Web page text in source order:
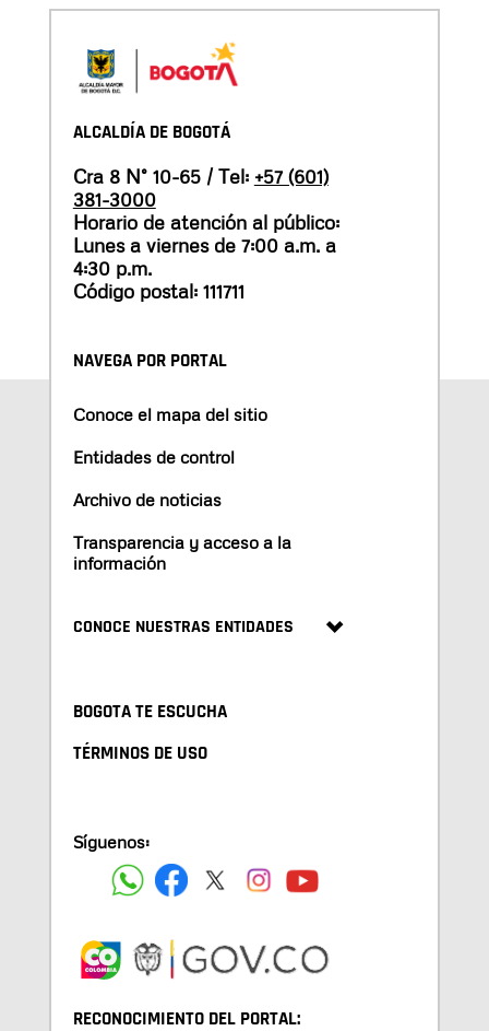
ALCALDÍA DE BOGOTÁ
Cra 8 N° 10-65 / Tel: +57 (601)
381-3000
Horario de atención al público:
Lunes a viernes de 7:00 a.m. a
4:30 p.m.
Código postal: 111711
NAVEGA POR PORTAL
Conoce el mapa del sitio
Entidades de control
Archivo de noticias
Transparencia y acceso a la
información
CONOCE NUESTRAS ENTIDADES
BOGOTA TE ESCUCHA
TÉRMINOS DE USO
Síguenos:
RECONOCIMIENTO DEL PORTAL: